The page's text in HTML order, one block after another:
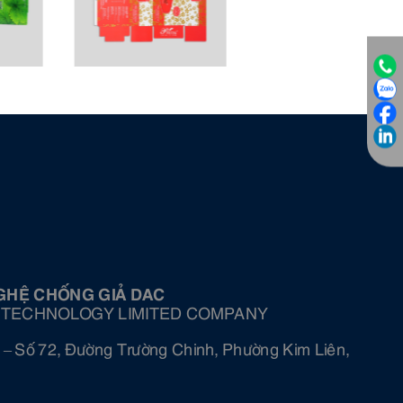
CHỐNG GIẢ DAC
LIMITED COMPANY
Số 72, Đường Trường Chinh, Phường Kim Liên,